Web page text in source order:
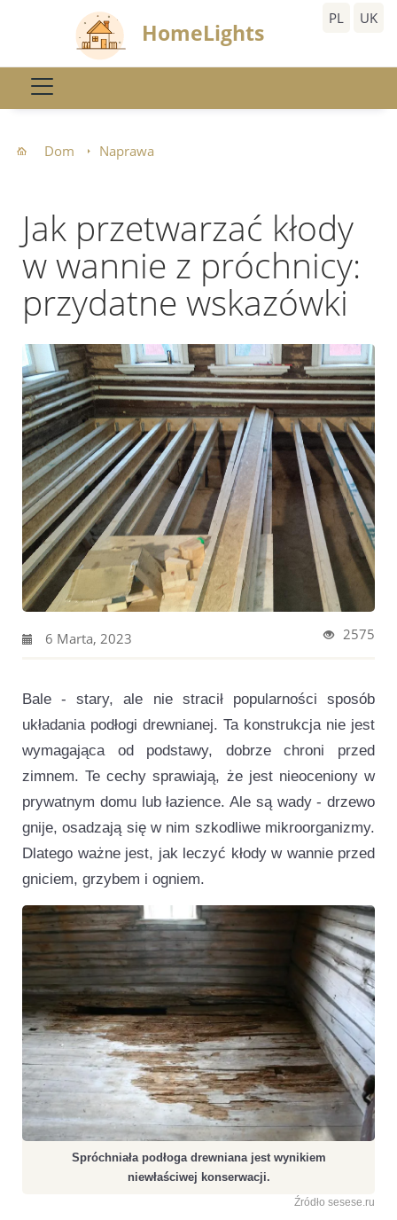
HomeLights
PL UK
Dom Naprawa
Jak przetwarzać kłody
w wannie z próchnicy:
przydatne wskazówki
6 Marta, 2023 2575
Bale - stary, ale nie stracił popularności sposób
układania podłogi drewnianej. Ta konstrukcja nie jest
wymagająca od podstawy, dobrze chroni przed
zimnem. Te cechy sprawiają, że jest nieoceniony w
prywatnym domu lub łazience. Ale są wady - drzewo
gnije, osadzają się w nim szkodliwe mikroorganizmy.
Dlatego ważne jest, jak leczyć kłody w wannie przed
gniciem, grzybem i ogniem.
Spróchniała podłoga drewniana jest wynikiem
niewłaściwej konserwacji.
Źródło sesese.ru